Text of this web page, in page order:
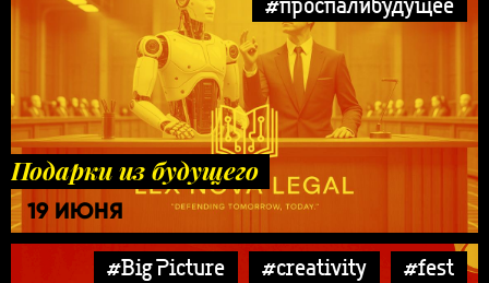
Подарки из будущего
19 ИЮНЯ
#Big Picture #creativity
#fest